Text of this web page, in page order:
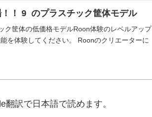
！ 9 のプラスチック筐体モデル
ク筐体の低価格モデルRoon体験のレベルアップ
を体験してください。 Roonのクリエーターに
訳で日本語で読めます。